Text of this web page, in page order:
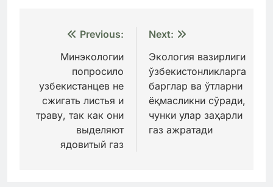
Навигация
записям
Previous:
Минэкологии
попросило
узбекистанцев не
сжигать листья и
траву, так как они
выделяют
ядовитый газ
Next:
Экология вазирлиги
ўзбекистонликларга
барглар ва ўтларни
ёқмасликни сўради,
чунки улар заҳарли
газ ажратади